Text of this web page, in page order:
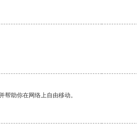
助你在网络上自由移动。